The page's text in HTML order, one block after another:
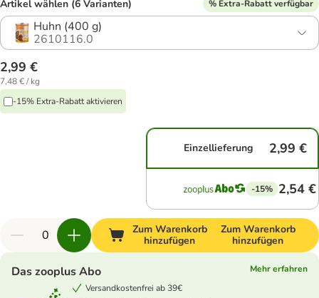
Artikel wählen (6 Varianten) % Extra-Rabatt verfügbar
Huhn (400 g)
2610116.0
2,99 €
7,48 € / kg
-15% Extra-Rabatt aktivieren
Einzellieferung 2,99 €
-15% 2,54 €
Zum Warenkorb
hinzufügen
Zum Warenkorb
hinzufügen
Das zooplus Abo
Mehr erfahren
Versandkostenfrei ab 39€